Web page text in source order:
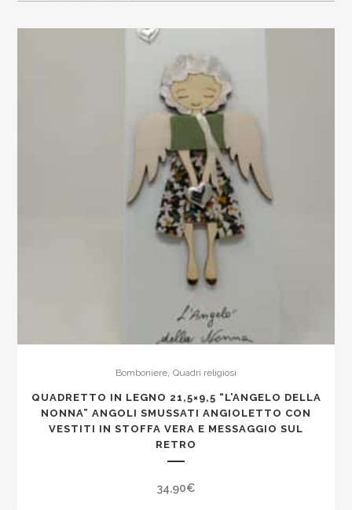
Bomboniere Quadri religiosi
QUADRETTO IN LEGNO 21,5×9,5 “L’ANGELO DELLA
NONNA” ANGOLI SMUSSATI ANGIOLETTO CON
VESTITI IN STOFFA VERA E MESSAGGIO SUL
RETRO
34,90€